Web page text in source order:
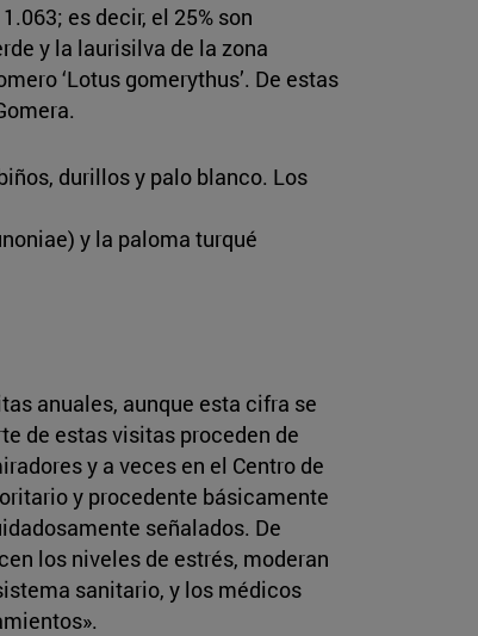
es decir, el 25% son
y la laurisilva de la zona
‘Lotus gomerythus’. De estas
durillos y palo blanco. Los
y la paloma turqué
anuales, aunque esta cifra se
de estas visitas proceden de
y a veces en el Centro de
y procedente básicamente
señalados. De
los niveles de estrés, moderan
sanitario, y los médicos